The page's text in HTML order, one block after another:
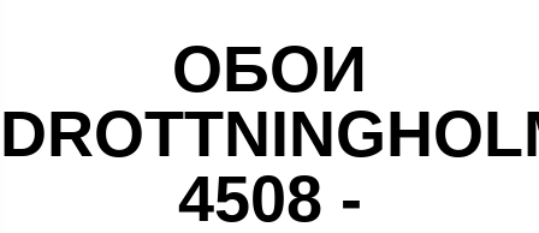
ОБОИ
4508 -